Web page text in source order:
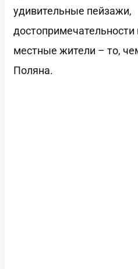
удивительные пейзажи,
местные жители – то,
Поляна.